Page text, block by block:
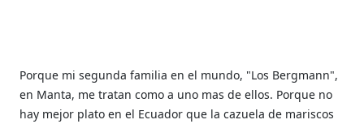
Porque mi segunda familia en el mundo, "Los Bergmann",
en Manta, me tratan como a uno mas de ellos. Porque no
hay mejor plato en el Ecuador que la cazuela de mariscos